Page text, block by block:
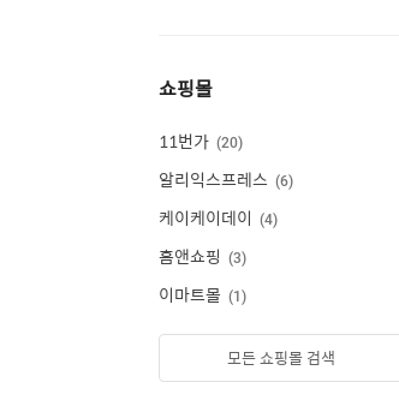
쇼핑몰
11번가 20
알리익스프레스 6
케이케이데이 4
홈앤쇼핑 3
이마트몰 1
모든 쇼핑몰 검색